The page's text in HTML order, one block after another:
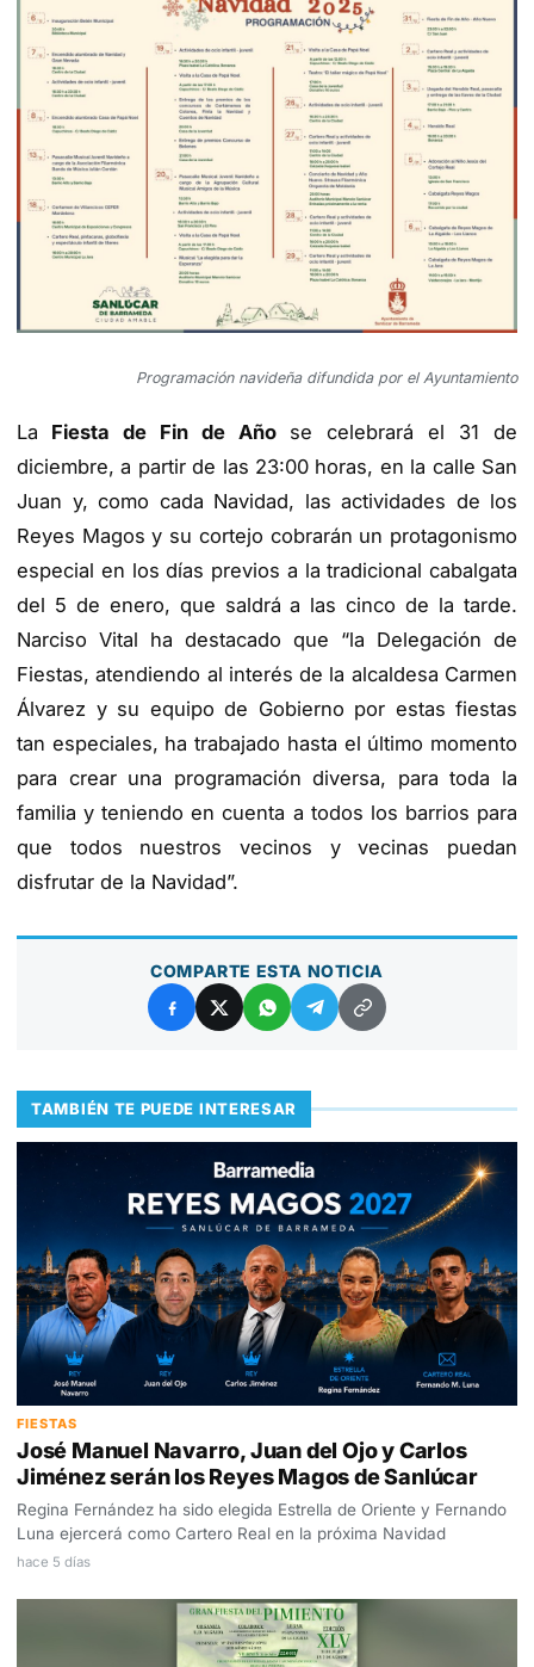
Programación navideña difundida por el Ayuntamiento
La Fiesta de Fin de Añose celebrará el 31 de
diciembre, a partir de las 23:00 horas, en la calle San
Juan y, como cada Navidad, las actividades de los
Reyes Magos y su cortejo cobrarán un protagonismo
especial en los días previos a la tradicional cabalgata
del 5 de enero, que saldrá a las cinco de la tarde.
Narciso Vital ha destacado que “la Delegación de
Fiestas, atendiendo al interés de la alcaldesa Carmen
Álvarez y su equipo de Gobierno por estas fiestas
tan especiales, ha trabajado hasta el último momento
para crear una programación diversa, para toda la
familia y teniendo en cuenta a todos los barrios para
que todos nuestros vecinos y vecinas puedan
disfrutar de la Navidad”.
COMPARTE ESTA NOTICIA
TAMBIÉN TE PUEDE INTERESAR
FIESTAS
José Manuel Navarro, Juan del Ojo y Carlos
Jiménez serán los Reyes Magos de Sanlúcar
Regina Fernández ha sido elegida Estrella de Oriente y Fernando
Luna ejercerá como Cartero Real en la próxima Navidad
hace 5 días